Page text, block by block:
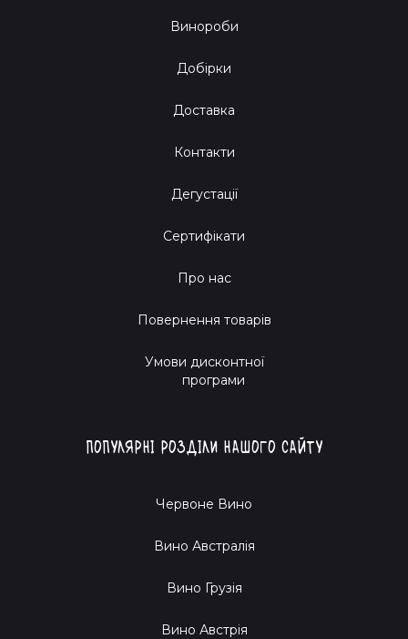
Винороби
Добірки
Доставка
Контакти
Дегустації
Сертифікати
Про нас
Повернення товарів
Умови дисконтної
програми
Популярні розділи нашого сайту
Червоне Вино
Вино Австралія
Вино Грузія
Вино Австрія